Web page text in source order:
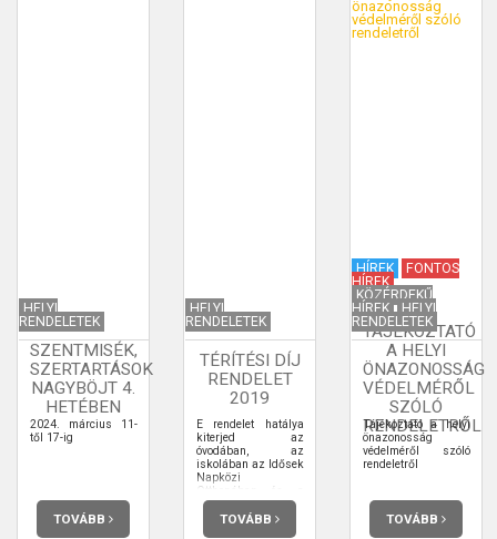
HELYI
RENDELETEK
SZENTMISÉK,
SZERTARTÁSOK
NAGYBÖJT 4.
HETÉBEN
2024. március 11-
től 17-ig
TOVÁBB
HELYI
RENDELETEK
TÉRÍTÉSI DÍJ
RENDELET
2019
E rendelet hatálya
kiterjed az
óvodában, az
iskolában az Idősek
Napközi
Otthonában és a
vendégétkezést
igénybe vevőkre,
valamint a szünidei
TOVÁBB
HÍREK
FONTOS
HÍREK
KÖZÉRDEKŰ
HÍREK
HELYI
RENDELETEK
TÁJÉKOZTATÓ
A HELYI
ÖNAZONOSSÁG
VÉDELMÉRŐL
SZÓLÓ
RENDELETRŐL
Tájékoztató a helyi
önazonosság
védelméről szóló
rendeletről
TOVÁBB